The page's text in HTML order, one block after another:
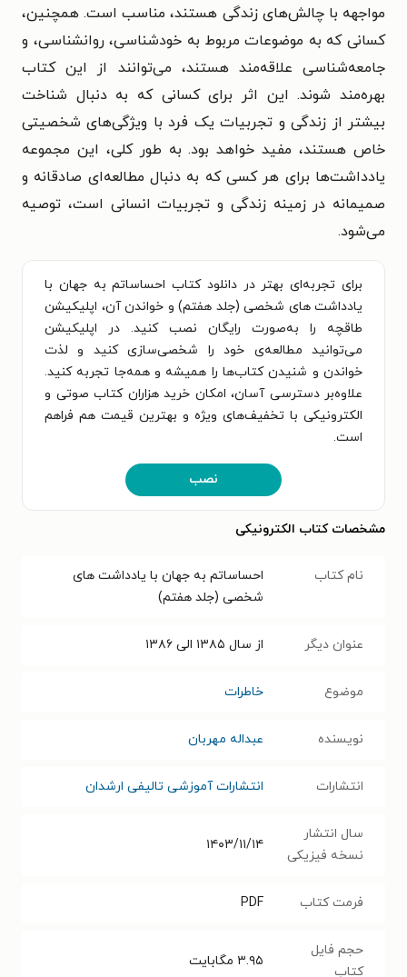
مواجهه با چالش‌های زندگی هستند، مناسب است. همچنین،
کسانی که به موضوعات مربوط به خودشناسی، روانشناسی، و
جامعه‌شناسی علاقه‌مند هستند، می‌توانند از این کتاب
بهره‌مند شوند. این اثر برای کسانی که به دنبال شناخت
بیشتر از زندگی و تجربیات یک فرد با ویژگی‌های شخصیتی
خاص هستند، مفید خواهد بود. به طور کلی، این مجموعه
یادداشت‌ها برای هر کسی که به دنبال مطالعه‌ای صادقانه و
صمیمانه در زمینه زندگی و تجربیات انسانی است، توصیه
می‌شود.
برای تجربه‌ای بهتر در دانلود کتاب احساساتم به جهان با
یادداشت های شخصی (جلد هفتم) و خواندن آن، اپلیکیشن
طاقچه را به‌صورت رایگان نصب کنید. در اپلیکیشن
می‌توانید مطالعه‌ی خود را شخصی‌سازی کنید و لذت
خواندن و شنیدن کتاب‌ها را همیشه و همه‌جا تجربه کنید.
علاوه‌بر دسترسی آسان، امکان خرید هزاران کتاب صوتی و
الکترونیکی با تخفیف‌های ویژه و بهترین قیمت هم فراهم
است.
نصب
مشخصات کتاب الکترونیکی
نام کتاب
احساساتم به جهان با یادداشت های
شخصی (جلد هفتم)
عنوان دیگر از سال ۱۳۸۵ الی ۱۳۸۶
موضوع خاطرات
نویسنده عبداله مهربان
انتشارات انتشارات آموزشی تالیفی ارشدان
سال انتشار
نسخه فیزیکی
۱۴۰۳/۱۱/۱۴
فرمت کتاب PDF
حجم فایل
کتاب
۳.۹۵ مگابایت